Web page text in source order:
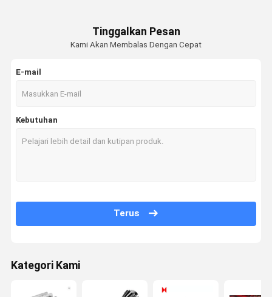
Tinggalkan Pesan
Kami Akan Membalas Dengan Cepat
E-mail
Kebutuhan
Terus
Kategori Kami